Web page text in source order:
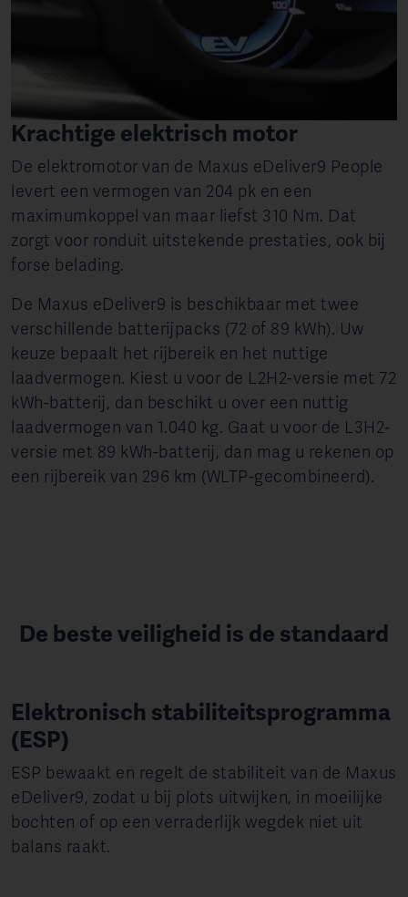
Krachtige elektrisch motor
De elektromotor van de Maxus eDeliver9 People
levert een vermogen van 204 pk en een
maximumkoppel van maar liefst 310 Nm. Dat
zorgt voor ronduit uitstekende prestaties, ook bij
forse belading.
De Maxus eDeliver9 is beschikbaar met twee
verschillende batterijpacks (72 of 89 kWh). Uw
keuze bepaalt het rijbereik en het nuttige
laadvermogen. Kiest u voor de L2H2-versie met 72
kWh-batterij, dan beschikt u over een nuttig
laadvermogen van 1.040 kg. Gaat u voor de L3H2-
versie met 89 kWh-batterij, dan mag u rekenen op
een rijbereik van 296 km (WLTP-gecombineerd).
De beste veiligheid is de standaard
Elektronisch stabiliteitsprogramma
(ESP)
ESP bewaakt en regelt de stabiliteit van de Maxus
eDeliver9, zodat u bij plots uitwijken, in moeilijke
bochten of op een verraderlijk wegdek niet uit
balans raakt.